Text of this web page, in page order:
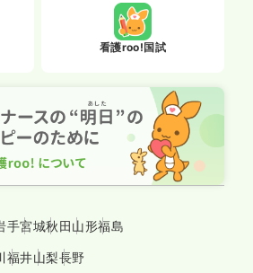
看護roo!国試
手宮城秋田 山形福島
福井山梨長野